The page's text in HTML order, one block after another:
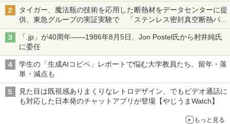
タイガー、魔法瓶の技術を応用した断熱材をデータセンターに提
供、東急グループの実証実験で 「ステンレス密封真空断熱パネ
ル TIVIP」
「.jp」が40周年――1986年8月5日、Jon Postel氏から村井純氏
に委任
学生の「生成AIコピペ」レポートで悩む大学教員たち。留年・落
単・減点も
見た目は既視感ありまくりなレトロデザイン、でもビデオ通話に
も対応した日本発のチャットアプリが登場【やじうまWatch】
もっと見る